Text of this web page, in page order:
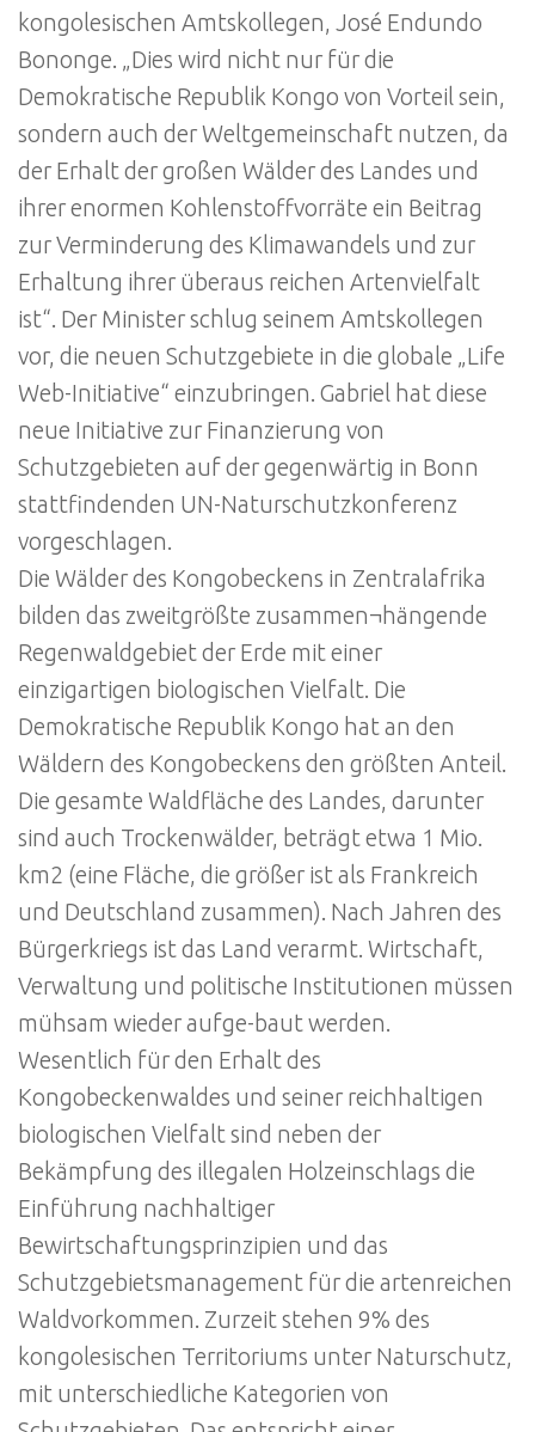
kongolesischen Amtskollegen, José Endundo
Bononge. „Dies wird nicht nur für die
Demokratische Republik Kongo von Vorteil sein,
sondern auch der Weltgemeinschaft nutzen, da
der Erhalt der großen Wälder des Landes und
ihrer enormen Kohlenstoffvorräte ein Beitrag
zur Verminderung des Klimawandels und zur
Erhaltung ihrer überaus reichen Artenvielfalt
ist“. Der Minister schlug seinem Amtskollegen
vor, die neuen Schutzgebiete in die globale „Life
Web-Initiative“ einzubringen. Gabriel hat diese
neue Initiative zur Finanzierung von
Schutzgebieten auf der gegenwärtig in Bonn
stattfindenden UN-Naturschutzkonferenz
vorgeschlagen.
Die Wälder des Kongobeckens in Zentralafrika
bilden das zweitgrößte zusammen¬hängende
Regenwaldgebiet der Erde mit einer
einzigartigen biologischen Vielfalt. Die
Demokratische Republik Kongo hat an den
Wäldern des Kongobeckens den größten Anteil.
Die gesamte Waldfläche des Landes, darunter
sind auch Trockenwälder, beträgt etwa 1 Mio.
km2 (eine Fläche, die größer ist als Frankreich
und Deutschland zusammen). Nach Jahren des
Bürgerkriegs ist das Land verarmt. Wirtschaft,
Verwaltung und politische Institutionen müssen
mühsam wieder aufge-baut werden.
Wesentlich für den Erhalt des
Kongobeckenwaldes und seiner reichhaltigen
biologischen Vielfalt sind neben der
Bekämpfung des illegalen Holzeinschlags die
Einführung nachhaltiger
Bewirtschaftungsprinzipien und das
Schutzgebietsmanagement für die artenreichen
Waldvorkommen. Zurzeit stehen 9% des
kongolesischen Territoriums unter Naturschutz,
mit unterschiedliche Kategorien von